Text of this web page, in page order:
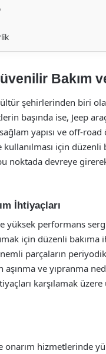
Bakım
şehirlerinden biri
başında ise, Jeep
yapısı ve off-
için düzenli
noktada devreye
İhtiyaçları
yüksek performans
için düzenli bakıma
parçaların
aşınma ve yıpranma
karşılamak
onarım hizmetlerinde